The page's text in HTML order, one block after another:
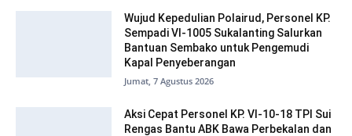
Wujud Kepedulian Polairud, Personel KP.
Sempadi VI-1005 Sukalanting Salurkan
Bantuan Sembako untuk Pengemudi
Kapal Penyeberangan
Jumat, 7 Agustus 2026
Aksi Cepat Personel KP. VI-10-18 TPI Sui
Rengas Bantu ABK Bawa Perbekalan dan